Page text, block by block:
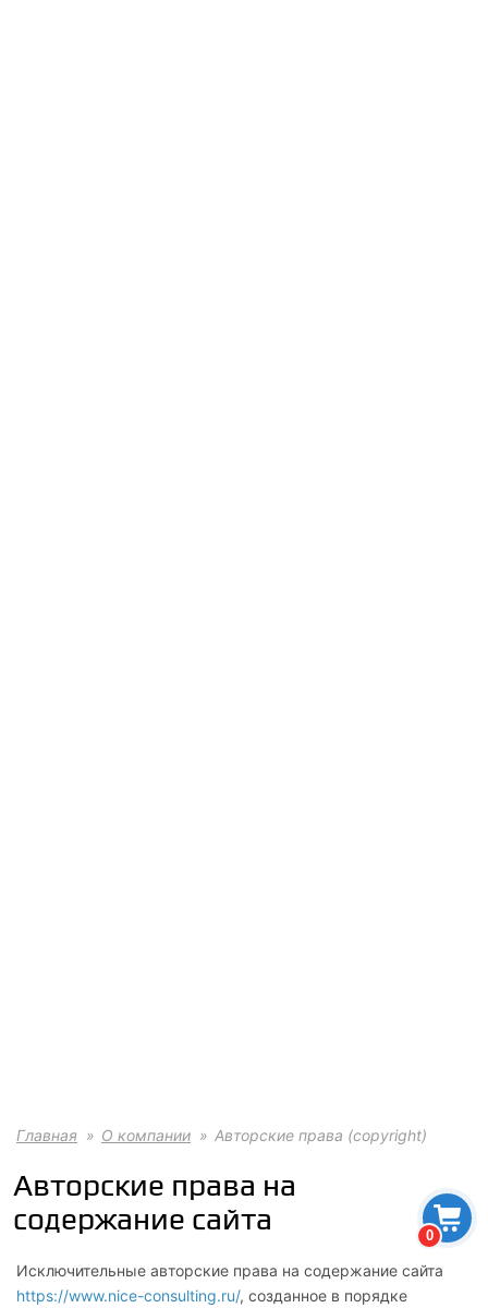
0
Главная О компании Авторские права (copyright)
Авторские права на
содержание сайта
Исключительные авторские права на содержание сайта
https://www.nice-consulting.ru/, созданное в порядке